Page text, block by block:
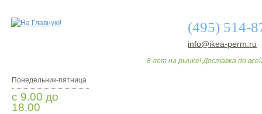
(495) 514-
info@ikea-perm.ru
8 лет на рынке! Доставка по
Понедельник-пятница
с 9.00 до
18.00